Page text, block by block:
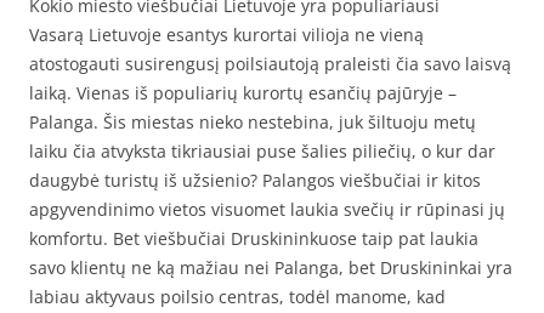
Kokio miesto viešbučiai Lietuvoje yra populiariausi
Vasarą Lietuvoje esantys kurortai vilioja ne vieną
atostogauti susirengusį poilsiautoją praleisti čia savo laisvą
laiką. Vienas iš populiarių kurortų esančių pajūryje –
Palanga. Šis miestas nieko nestebina, juk šiltuoju metų
laiku čia atvyksta tikriausiai puse šalies piliečių, o kur dar
daugybė turistų iš užsienio? Palangos viešbučiai ir kitos
apgyvendinimo vietos visuomet laukia svečių ir rūpinasi jų
komfortu. Bet viešbučiai Druskininkuose taip pat laukia
savo klientų ne ką mažiau nei Palanga, bet Druskininkai yra
labiau aktyvaus poilsio centras, todėl manome, kad